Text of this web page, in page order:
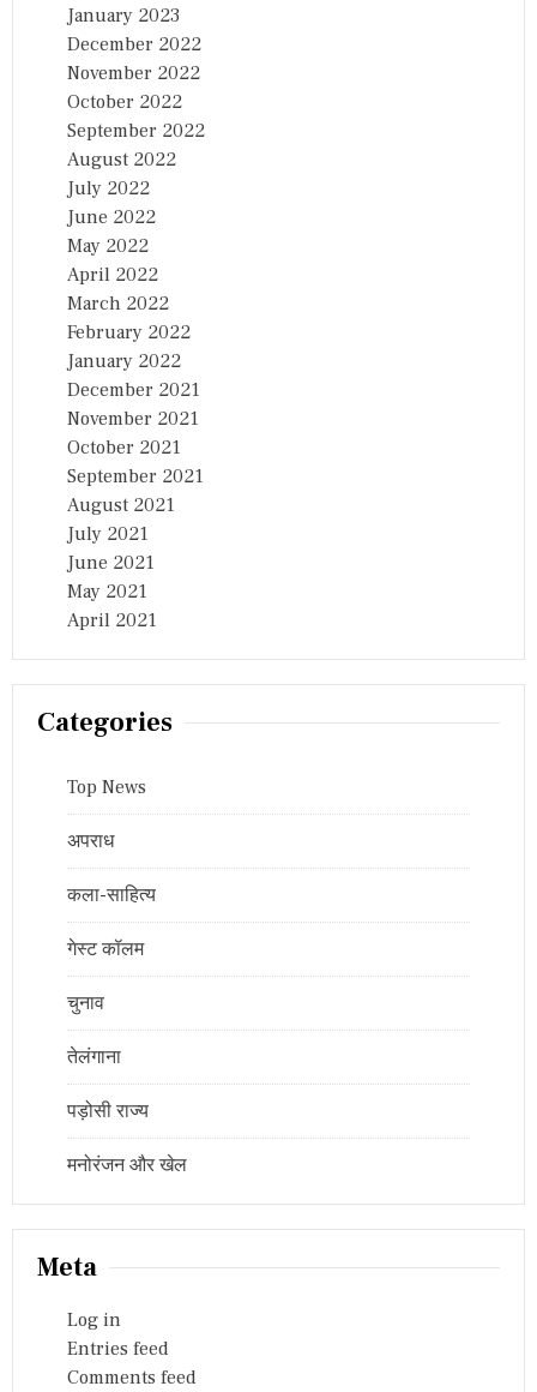
January 2023
December 2022
November 2022
October 2022
September 2022
August 2022
July 2022
June 2022
May 2022
April 2022
March 2022
February 2022
January 2022
December 2021
November 2021
October 2021
September 2021
August 2021
July 2021
June 2021
May 2021
April 2021
Categories
Top News
अपराध
कला-साहित्य
गेस्ट कॉलम
चुनाव
तेलंगाना
पड़ोसी राज्य
मनोरंजन और खेल
Meta
Log in
Entries feed
Comments feed